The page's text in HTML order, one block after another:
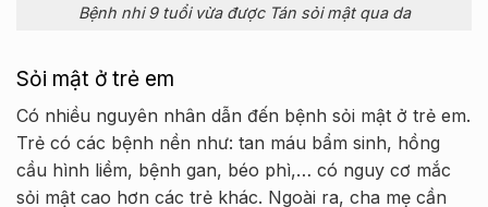
Bệnh nhi 9 tuổi vừa được Tán sỏi mật qua da
Sỏi mật ở trẻ em
Có nhiều nguyên nhân dẫn đến bệnh sỏi mật ở trẻ em.
Trẻ có các bệnh nền như: tan máu bẩm sinh, hồng
cầu hình liềm, bệnh gan, béo phì,… có nguy cơ mắc
sỏi mật cao hơn các trẻ khác. Ngoài ra, cha mẹ cần